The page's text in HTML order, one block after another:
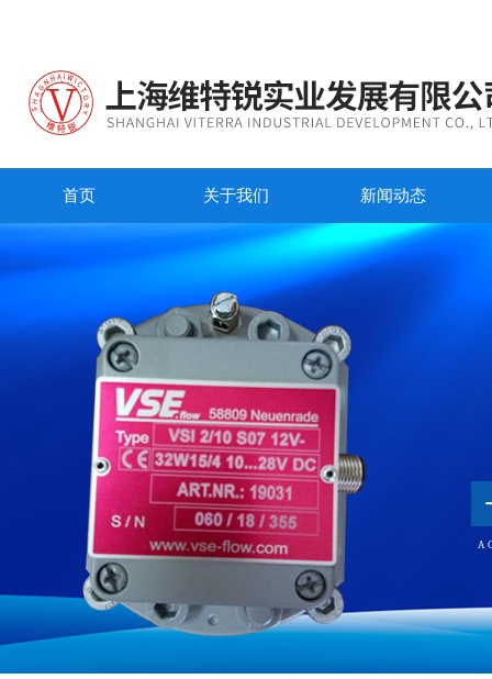
首页 关于我们 新闻动态